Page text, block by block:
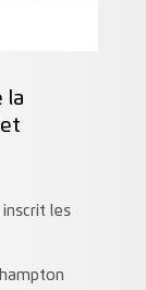
la
les